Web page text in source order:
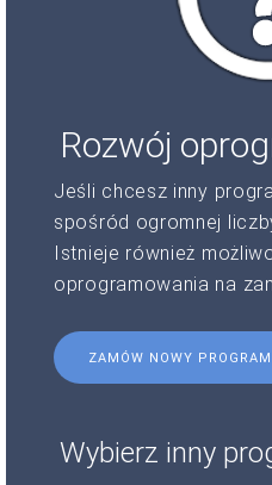
Rozwój
Jeśli chcesz inny
spośród ogromnej
Istnieje również
oprogramowania na
ZAMÓW NOWY PROGRAM
Wybierz inny